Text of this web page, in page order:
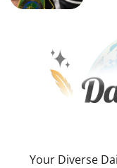
Your Diverse